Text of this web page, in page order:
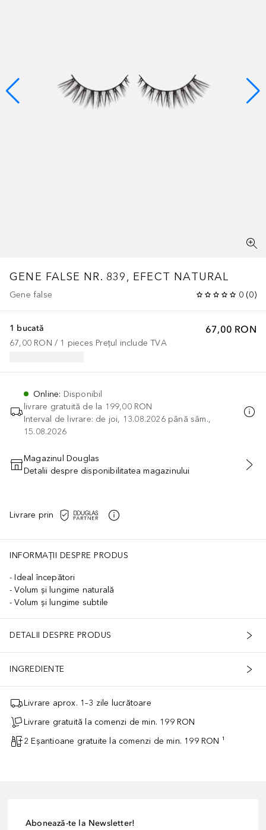
GENE FALSE NR. 839, EFECT NATURAL
Gene false 0 (0)
67,00 RON
1 bucată
67,00 RON / 1 pieces Prețul include TVA
Online: Disponibil
livrare gratuită de la 199,00 RON
Interval de livrare: de joi, 13.08.2026 până sâm.,
15.08.2026
ADĂUGAȚI ÎN COŞ
Magazinul Douglas
Detalii despre disponibilitatea magazinului
Livrare prin
INFORMAȚII DESPRE PRODUS
Ideal începători
Volum și lungime naturală
Volum și lungime subtile
DETALII DESPRE PRODUS
INGREDIENTE
Livrare aprox. 1–3 zile lucrătoare
Livrare gratuită la comenzi de min. 199 RON
2 Eșantioane gratuite la comenzi de min. 199 RON ¹
Abonează-te la Newsletter!